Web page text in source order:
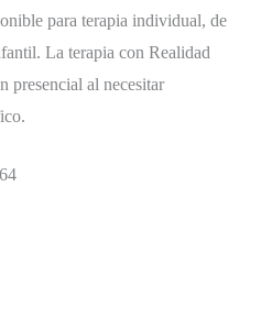
para terapia individual, de
La terapia con Realidad
presencial al necesitar